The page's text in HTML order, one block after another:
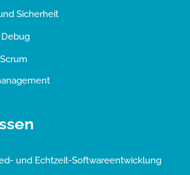
Sicherheit
und Echtzeit-Softwareentwicklung